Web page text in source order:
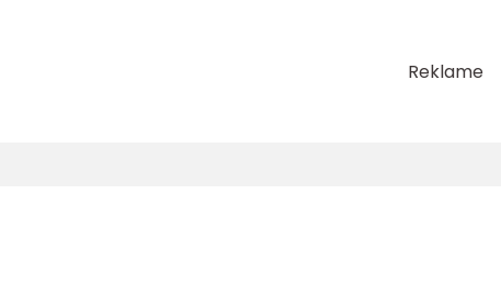
Reklame